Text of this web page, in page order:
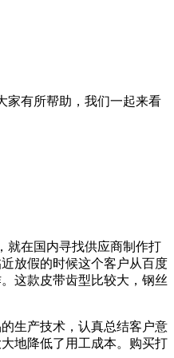
家有所帮助，我们一起来看
就在国内寻找供应商制作打
放假的时候这个客户从百度
这款皮带齿型比较大，钢丝
生产技术，认真总结客户意
地降低了用工成本。购买打